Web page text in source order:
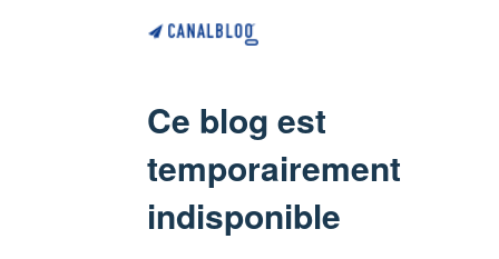
Ce blog est
temporairement
indisponible